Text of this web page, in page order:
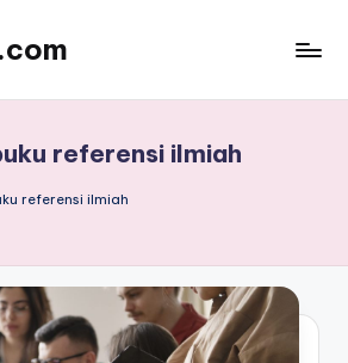
referensi ilmiah
referensi ilmiah